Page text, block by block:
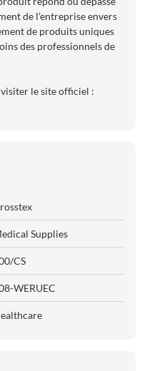
de l'entreprise envers
de produits uniques
des professionnels de
le site officiel :
Supplies
CS
WERUEC